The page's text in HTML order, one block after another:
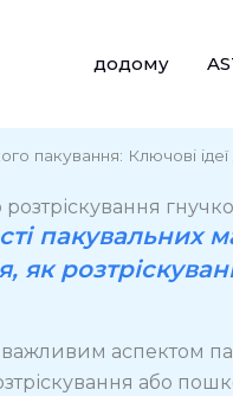
додому
пакування: Ключові
розтріскування
як
важливим
або